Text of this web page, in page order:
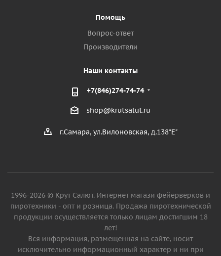
Помощь
Вопрос-ответ
Производители
Наши контакты
+7(846)274-74-74
shop@krutsalut.ru
г.Самара, ул.Вилоновская, д.138"Е"
1996-2026 © Крут Салют. Интернет магази фейерверков и
пиротехники - опт и розница. Продажа пиротехнической
продукции осуществляется только лицам достигшим 18
лет!
Вся информация, размещенная на сайте, носит
исключительно информационный характер и ни при